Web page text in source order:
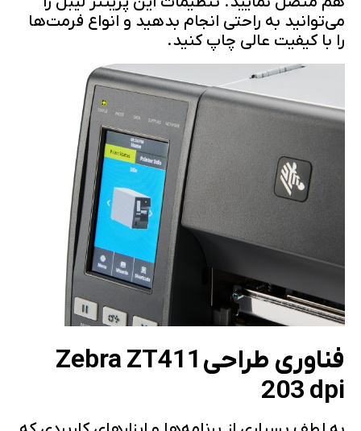
می‌توانید به راحتی انجام بدهید و انواع فرمت‌ها
را با کیفیت عالی چاپ کنید.
فناوری طراحیZebra ZT411
203 dpi